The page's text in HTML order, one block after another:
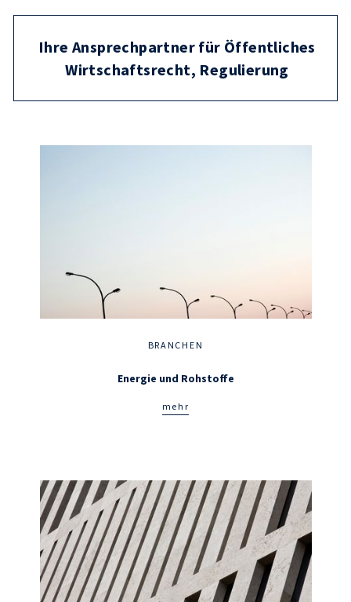
Ihre Ansprechpartner für Öffentliches
Wirtschaftsrecht, Regulierung
BRANCHEN
Energie und Rohstoffe
mehr